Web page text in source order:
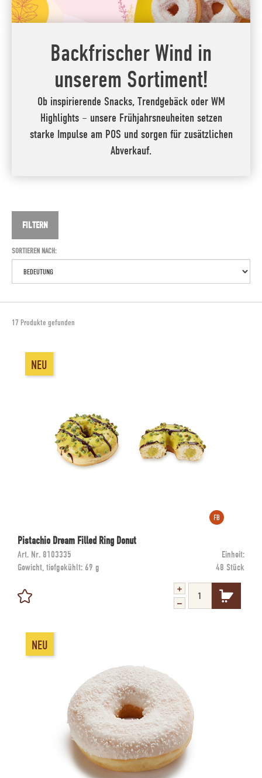
Backfrischer Wind in
unserem Sortiment!
Ob inspirierende Snacks, Trendgebäck oder WM
Highlights – unsere Frühjahrsneuheiten setzen
starke Impulse am POS und sorgen für zusätzlichen
Abverkauf.
FILTERN
SORTIEREN NACH:
17 Produkte gefunden
NEU
Pistachio Dream Filled Ring Donut
Art. Nr. 8103335
Einheit:
Gewicht, tiefgekühlt: 69 g 48 Stück
NEU